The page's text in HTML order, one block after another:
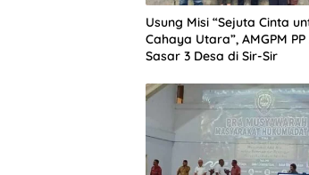
Usung Misi “Sejuta Cinta
Cahaya Utara”, AMGPM
Sasar 3 Desa di Sir-Sir